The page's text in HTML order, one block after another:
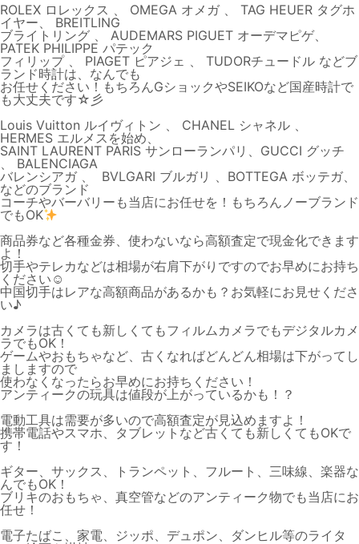
ROLEX ロレックス 、 OMEGA オメガ 、 TAG HEUER タグホ
イヤー、 BREITLING
ブライトリング 、 AUDEMARS PIGUET オーデマピゲ、
PATEK PHILIPPE パテック
フィリップ 、 PIAGET ピアジェ 、 TUDORチュードル などブ
ランド時計は、なんでも
お任せください！もちろんGショックやSEIKOなど国産時計で
も大丈夫です☆彡
Louis Vuitton ルイヴィトン 、 CHANEL シャネル 、
HERMES エルメスを始め、
SAINT LAURENT PARIS サンローランパリ、GUCCI グッチ
、 BALENCIAGA
バレンシアガ 、 BVLGARI ブルガリ 、BOTTEGA ボッテガ、
などのブランド
コーチやバーバリーも当店にお任せを！もちろんノーブランド
でもOK
商品券など各種金券、使わないなら高額査定で現金化できます
よ！
切手やテレカなどは相場が右肩下がりですのでお早めにお持ち
ください☺
中国切手はレアな高額商品があるかも？お気軽にお見せくださ
い♪
カメラは古くても新しくてもフィルムカメラでもデジタルカメ
ラでもOK！
ゲームやおもちゃなど、古くなればどんどん相場は下がってし
ましますので
使わなくなったらお早めにお持ちください！
アンティークの玩具は値段が上がっているかも！？
電動工具は需要が多いので高額査定が見込めますよ！
携帯電話やスマホ、タブレットなど古くても新しくてもOKで
す！
ギター、サックス、トランペット、フルート、三味線、楽器な
んでもOK！
ブリキのおもちゃ、真空管などのアンティーク物でも当店にお
任せ！
電子たばこ、家電、ジッポ、デュポン、ダンヒル等のライタ